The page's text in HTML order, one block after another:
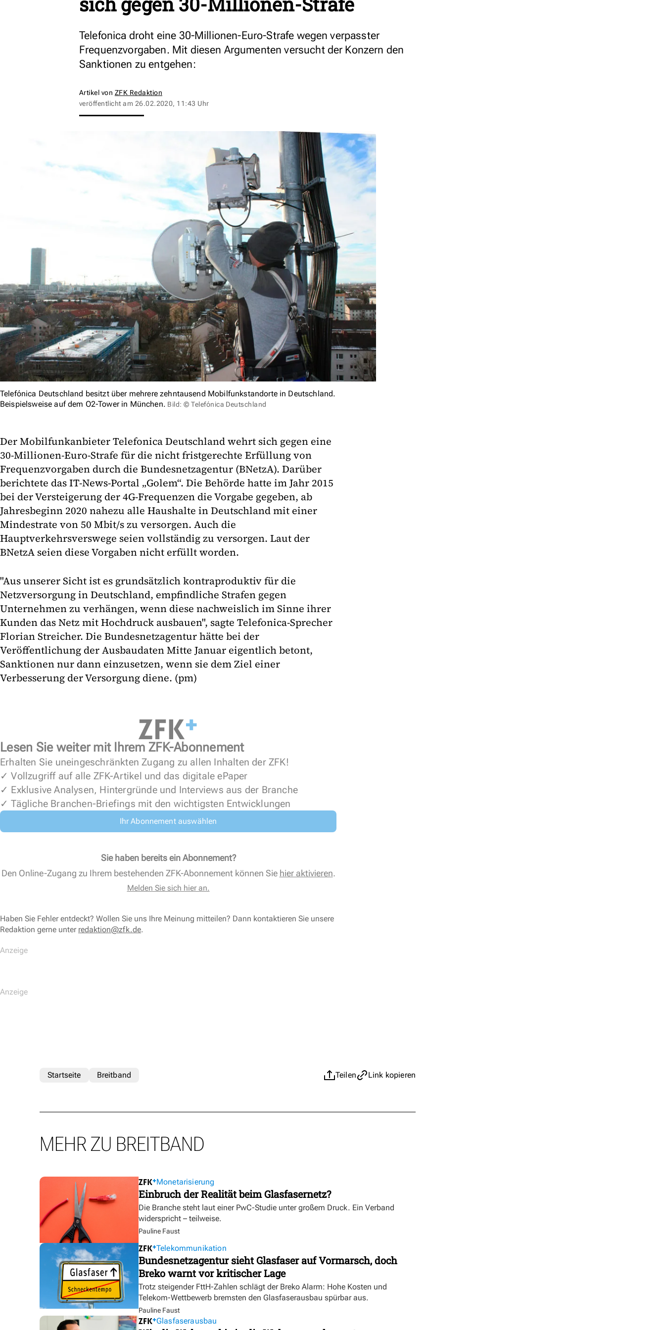
Telefonica droht eine 30-Millionen-Euro-Strafe wegen verpasster
Frequenzvorgaben. Mit diesen Argumenten versucht der Konzern den
Sanktionen zu entgehen:
Artikel von ZFK Redaktion
veröffentlicht am 26.02.2020, 11:43 Uhr
Telefónica Deutschland besitzt über mehrere zehntausend Mobilfunkstandorte in Deutschland.
Beispielsweise auf dem O2-Tower in München. Bild: © Telefónica Deutschland
Der Mobilfunkanbieter Telefonica Deutschland wehrt sich gegen eine
30-Millionen-Euro-Strafe für die nicht fristgerechte Erfüllung von
Frequenzvorgaben durch die Bundesnetzagentur (BNetzA). Darüber
berichtete das IT-News-Portal „Golem“. Die Behörde hatte im Jahr 2015
bei der Versteigerung der 4G-Frequenzen die Vorgabe gegeben, ab
Jahresbeginn 2020 nahezu alle Haushalte in Deutschland mit einer
Mindestrate von 50 Mbit/s zu versorgen. Auch die
Hauptverkehrsverswege seien vollständig zu versorgen. Laut der
BNetzA seien diese Vorgaben nicht erfüllt worden.
"Aus unserer Sicht ist es grundsätzlich kontraproduktiv für die
Netzversorgung in Deutschland, empfindliche Strafen gegen
Unternehmen zu verhängen, wenn diese nachweislich im Sinne ihrer
Kunden das Netz mit Hochdruck ausbauen", sagte Telefonica-Sprecher
Florian Streicher. Die Bundesnetzagentur hätte bei der
Veröffentlichung der Ausbaudaten Mitte Januar eigentlich betont,
Sanktionen nur dann einzusetzen, wenn sie dem Ziel einer
Verbesserung der Versorgung diene. (pm)
Lesen Sie weiter mit Ihrem ZFK-Abonnement
Erhalten Sie uneingeschränkten Zugang zu allen Inhalten der ZFK!
✓ Vollzugriff auf alle ZFK-Artikel und das digitale ePaper
✓ Exklusive Analysen, Hintergründe und Interviews aus der Branche
✓ Tägliche Branchen-Briefings mit den wichtigsten Entwicklungen
Ihr Abonnement auswählen
Sie haben bereits ein Abonnement?
Den Online-Zugang zu Ihrem bestehenden ZFK-Abonnement können Sie hier aktivieren.
Melden Sie sich hier an.
Haben Sie Fehler entdeckt? Wollen Sie uns Ihre Meinung mitteilen? Dann kontaktieren Sie unsere
Redaktion gerne unter redaktion@zfk.de.
Teilen Link kopieren
Startseite Breitband
MEHR ZU BREITBAND
Monetarisierung
Einbruch der Realität beim Glasfasernetz?
Die Branche steht laut einer PwC-Studie unter großem Druck. Ein Verband
widerspricht – teilweise.
Pauline Faust
Telekommunikation
Bundesnetzagentur sieht Glasfaser auf Vormarsch, doch
Breko warnt vor kritischer Lage
Trotz steigender FttH-Zahlen schlägt der Breko Alarm: Hohe Kosten und
Telekom-Wettbewerb bremsten den Glasfaserausbau spürbar aus.
Pauline Faust
Glasfaserausbau